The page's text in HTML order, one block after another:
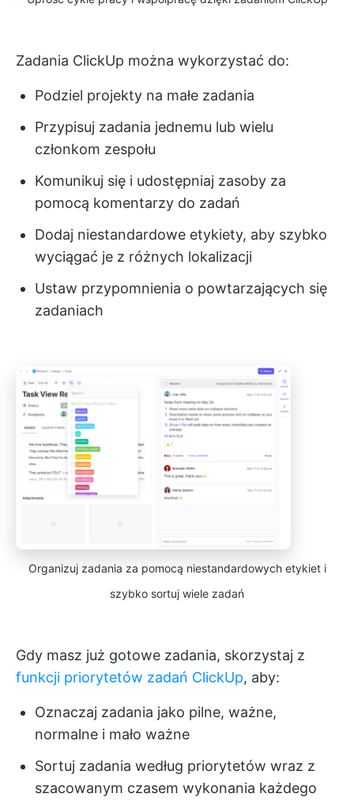
Zadania ClickUp można wykorzystać do:
Podziel projekty na małe zadania
Przypisuj zadania jednemu lub wielu
członkom zespołu
Komunikuj się i udostępniaj zasoby za
pomocą komentarzy do zadań
Dodaj niestandardowe etykiety, aby szybko
wyciągać je z różnych lokalizacji
Ustaw przypomnienia o powtarzających się
zadaniach
Organizuj zadania za pomocą niestandardowych etykiet i
szybko sortuj wiele zadań
Gdy masz już gotowe zadania, skorzystaj z
funkcji priorytetów zadań ClickUp, aby:
Oznaczaj zadania jako pilne, ważne,
normalne i mało ważne
Sortuj zadania według priorytetów wraz z
szacowanym czasem wykonania każdego